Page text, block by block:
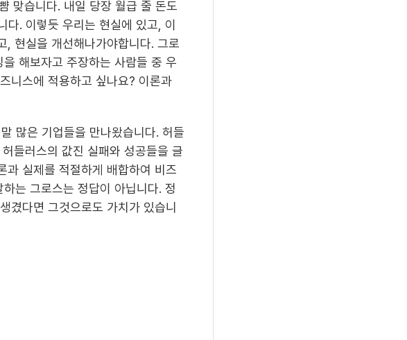
맞습니다. 내일 당장 월급 줄 돈도
. 이렇듯 우리는 현실에 있고, 이
, 현실을 개선해나가야합니다. 그로
해보자고 주장하는 사람들 중 우
니스에 적용하고 싶나요? 이론과
많은 기업들을 만나왔습니다. 허들
들러스의 값진 실패와 성공들을 글
과 실제를 적절하게 배합하여 비즈
는 그로스는 정답이 아닙니다. 정
겼다면 그것으로도 가치가 있습니